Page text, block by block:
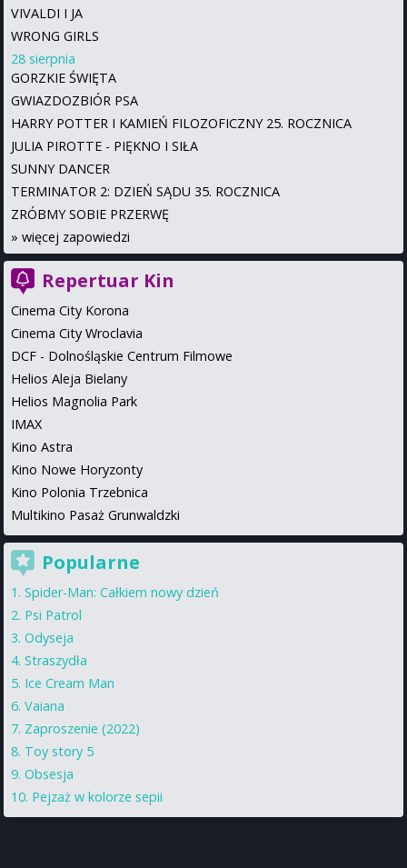
VIVALDI I JA
WRONG GIRLS
28 sierpnia
GORZKIE ŚWIĘTA
GWIAZDOZBIÓR PSA
HARRY POTTER I KAMIEŃ FILOZOFICZNY 25. ROCZNICA
JULIA PIROTTE - PIĘKNO I SIŁA
SUNNY DANCER
TERMINATOR 2: DZIEŃ SĄDU 35. ROCZNICA
ZRÓBMY SOBIE PRZERWĘ
» więcej zapowiedzi
Repertuar Kin
Cinema City Korona
Cinema City Wroclavia
DCF - Dolnośląskie Centrum Filmowe
Helios Aleja Bielany
Helios Magnolia Park
IMAX
Kino Astra
Kino Nowe Horyzonty
Kino Polonia Trzebnica
Multikino Pasaż Grunwaldzki
Popularne
Spider-Man: Całkiem nowy dzień
Psi Patrol
Odyseja
Straszydła
Ice Cream Man
Vaiana
Zaproszenie (2022)
Toy story 5
Obsesja
Pejzaż w kolorze sepii